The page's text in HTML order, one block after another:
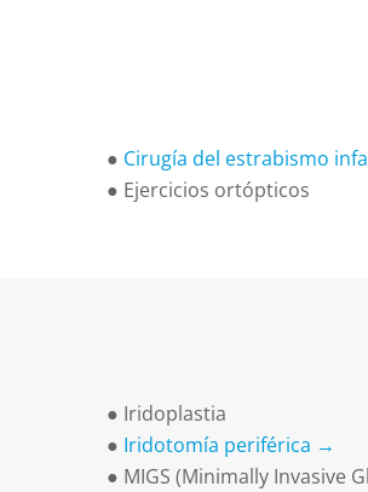
● Cirugía del estrabismo
● Ejercicios ortópticos
● Iridoplastia
● Iridotomía periférica →
● MIGS (Minimally Invasive